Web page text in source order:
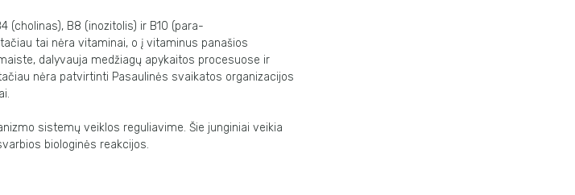
(cholinas), B8 (inozitolis) ir B10 (para-
tai nėra vitaminai, o į vitaminus panašios
dalyvauja medžiagų apykaitos procesuose ir
nėra patvirtinti Pasaulinės svaikatos organizacijos
sistemų veiklos reguliavime. Šie junginiai veikia
biologinės reakcijos.